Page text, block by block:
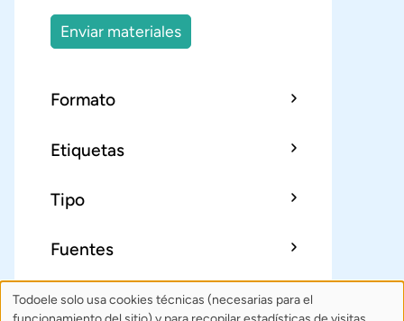
Enviar materiales
Formato
Etiquetas
Tipo
Fuentes
Sobre TodoeleÍndice Publica
Uso
Todoele solo usa cookies técnicas (necesarias para el